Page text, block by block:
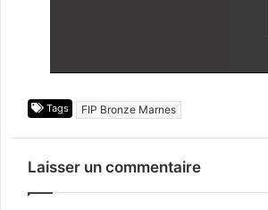
Tags FIP Bronze Marnes
Laisser un commentaire